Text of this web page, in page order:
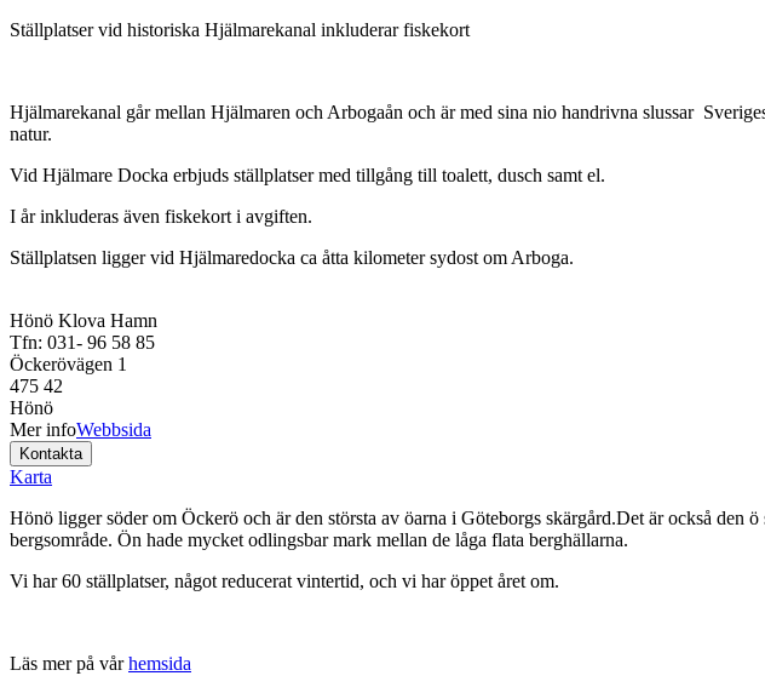
Ställplatser vid historiska Hjälmarekanal inkluderar fiskekort
Hjälmarekanal går mellan Hjälmaren och Arbogaån och är med sina nio handrivna slussar
natur.
Vid Hjälmare Docka erbjuds ställplatser med tillgång till toalett, dusch samt el.
I år inkluderas även fiskekort i avgiften.
Ställplatsen ligger vid Hjälmaredocka ca åtta kilometer sydost om Arboga.
Hönö Klova Hamn
Tfn: 031- 96 58 85
Öckerövägen 1
475 42
Hönö
Mer infoWebbsida
Karta
Hönö ligger söder om Öckerö och är den största av öarna i Göteborgs skärgård.Det är också
bergsområde. Ön hade mycket odlingsbar mark mellan de låga flata berghällarna.
Vi har 60 ställplatser, något reducerat vintertid, och vi har öppet året om.
Läs mer på vårhemsida